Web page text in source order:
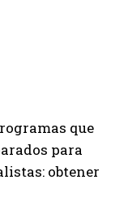
que
para
obtener